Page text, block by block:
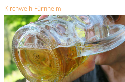
Kirchweih Fürnheim